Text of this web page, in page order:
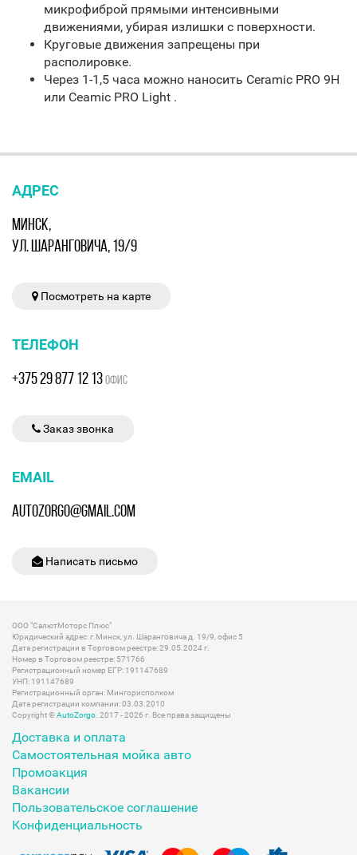
микрофиброй прямыми интенсивными
движениями, убирая излишки c поверхности.
Круговые движения запрещены при
располировке.
Через 1-1,5 часа можно наносить Ceramic PRO 9H
или Ceamic PRO Light .
АДРЕС
МИНСК,
УЛ. ШАРАНГОВИЧА, 19/9
Посмотреть на карте
ТЕЛЕФОН
+375 29 877 12 13ОФИС
Заказ звонка
EMAIL
AUTOZORGO@GMAIL.COM
Написать письмо
ООО "СалютМоторс Плюс"
Юридический адрес: г.Минск, ул. Шаранговича д. 19/9, офис 5
Дата регистрации в Торговом реестре: 29.05.2024 г.
Номер в Торговом реестре: 571766
Регистрационный номер ЕГР: 191147689
УНП: 191147689
Регистрационный орган: Мингорисполком
Дата регистрации компании: 03.03.2010
Copyright ©AutoZorgo . 2017 - 2026 г. Все права защищены
Доставка и оплата
Самостоятельная мойка авто
Промоакция
Вакансии
Пользовательское соглашение
Конфиденциальность